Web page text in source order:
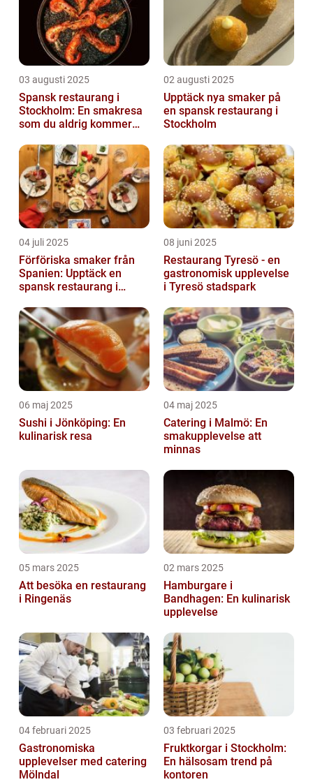
03 augusti 2025
Spansk restaurang i
Stockholm: En smakresa
som du aldrig kommer
02 augusti 2025
Upptäck nya smaker på
en spansk restaurang i
Stockholm
04 juli 2025
Förföriska smaker från
Spanien: Upptäck en
spansk restaurang i
08 juni 2025
Restaurang Tyresö - en
gastronomisk upplevelse
i Tyresö stadspark
06 maj 2025
Sushi i Jönköping: En
kulinarisk resa
04 maj 2025
Catering i Malmö: En
smakupplevelse att
minnas
05 mars 2025
Att besöka en restaurang
i Ringenäs
02 mars 2025
Hamburgare i
Bandhagen: En kulinarisk
upplevelse
04 februari 2025
Gastronomiska
upplevelser med catering
Mölndal
03 februari 2025
Fruktkorgar i Stockholm:
En hälsosam trend på
kontoren